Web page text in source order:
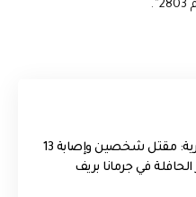
الصحة السورية: مقتل شخصين وإصابة 13
الحافلة في جرمانا بريف